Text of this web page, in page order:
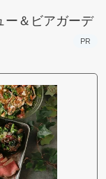
ー＆ビアガーデ
PR